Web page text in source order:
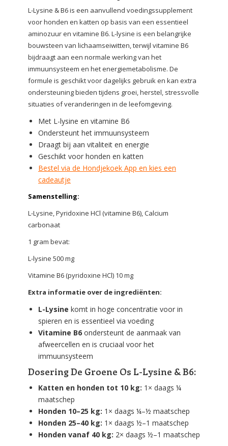
L-Lysine & B6 is een aanvullend voedingssupplement
voor honden en katten op basis van een essentieel
aminozuur en vitamine B6. L-lysine is een belangrijke
bouwsteen van lichaamseiwitten, terwijl vitamine B6
bijdraagt aan een normale werking van het
immuunsysteem en het energiemetabolisme. De
formule is geschikt voor dagelijks gebruik en kan extra
ondersteuning bieden tijdens groei, herstel, stressvolle
situaties of veranderingen in de leefomgeving.
Met L-lysine en vitamine B6
Ondersteunt het immuunsysteem
Draagt bij aan vitaliteit en energie
Geschikt voor honden en katten
Bestel via de Hondjekoek App en kies een
cadeautje
Samenstelling:
L-Lysine, Pyridoxine HCl (vitamine B6), Calcium
carbonaat
1 gram bevat:
L-lysine 500 mg
Vitamine B6 (pyridoxine HCl) 10 mg
Extra informatie over de ingrediënten:
L-Lysine komt in hoge concentratie voor in
spieren en is essentieel via voeding
Vitamine B6 ondersteunt de aanmaak van
afweercellen en is cruciaal voor het
immuunsysteem
Dosering De Groene Os L-Lysine & B6:
Katten en honden tot 10 kg: 1× daags ¼
maatschep
Honden 10–25 kg: 1× daags ¼–½ maatschep
Honden 25–40 kg: 1× daags ½–1 maatschep
Honden vanaf 40 kg: 2× daags ½–1 maatschep